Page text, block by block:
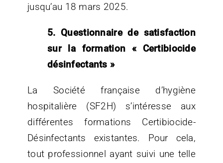
jusqu’au 18 mars 2025.
5. Questionnaire de satisfaction
sur la formation « Certibiocide
désinfectants »
La Société française d’hygiène
hospitalière (SF2H) s’intéresse aux
différentes formations Certibiocide-
Désinfectants existantes. Pour cela,
tout professionnel ayant suivi une telle